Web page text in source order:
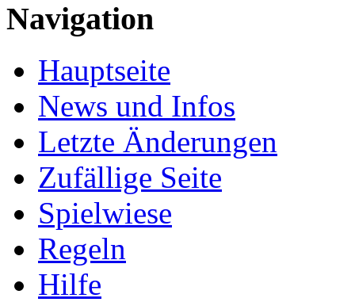
Navigation
Hauptseite
News und Infos
Letzte Änderungen
Zufällige Seite
Spielwiese
Regeln
Hilfe